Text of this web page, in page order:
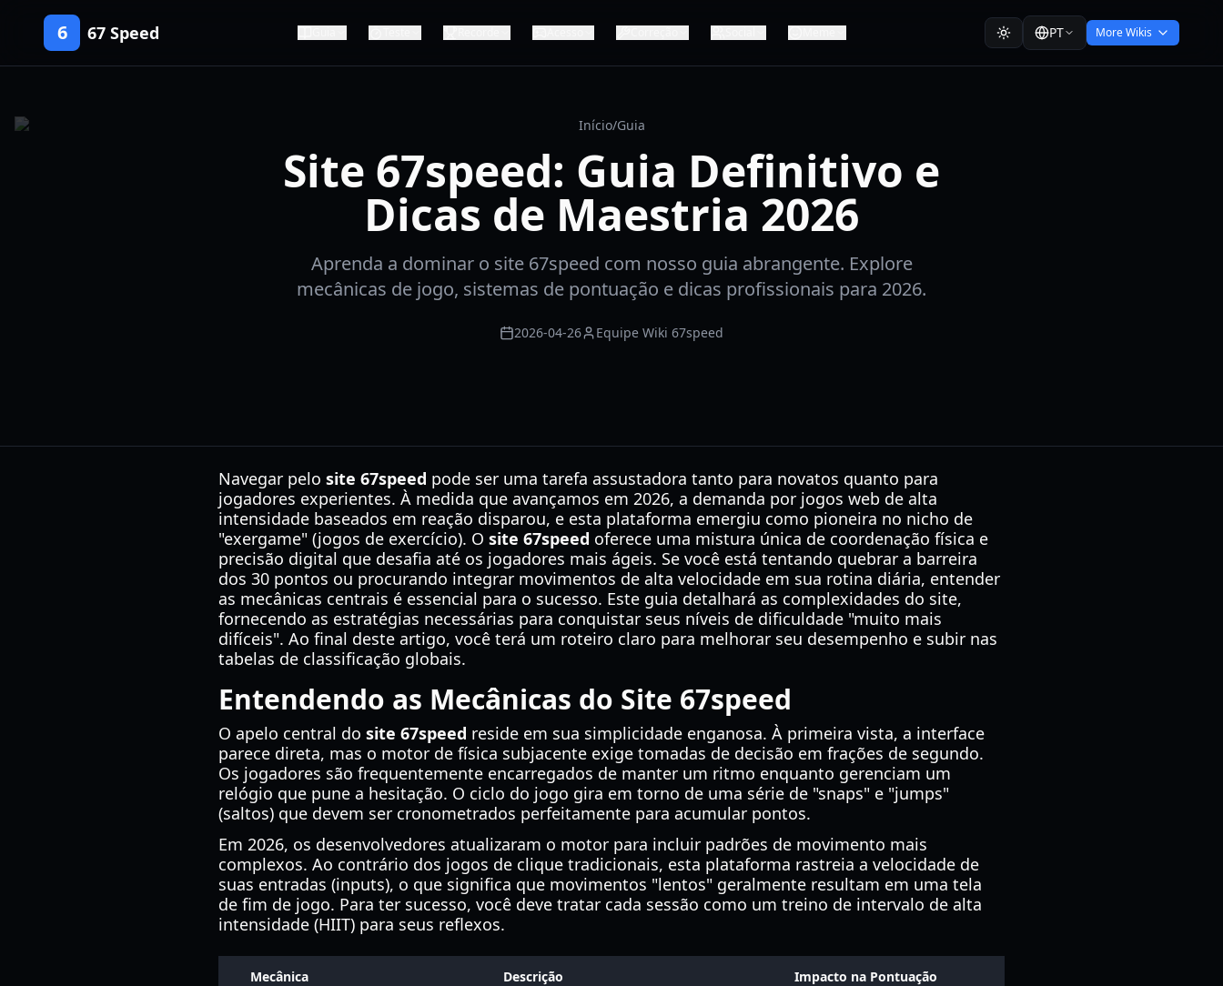
6 67 Speed PT More Wikis
Início/Guia
Site 67speed: Guia Definitivo e
Dicas de Maestria 2026
Aprenda a dominar o site 67speed com nosso guia abrangente. Explore
mecânicas de jogo, sistemas de pontuação e dicas profissionais para 2026.
2026-04-26 Equipe Wiki 67speed
Navegar pelo site 67speed pode ser uma tarefa assustadora tanto para novatos quanto para
jogadores experientes. À medida que avançamos em 2026, a demanda por jogos web de alta
intensidade baseados em reação disparou, e esta plataforma emergiu como pioneira no nicho de
"exergame" (jogos de exercício). O site 67speed oferece uma mistura única de coordenação física e
precisão digital que desafia até os jogadores mais ágeis. Se você está tentando quebrar a barreira
dos 30 pontos ou procurando integrar movimentos de alta velocidade em sua rotina diária, entender
as mecânicas centrais é essencial para o sucesso. Este guia detalhará as complexidades do site,
fornecendo as estratégias necessárias para conquistar seus níveis de dificuldade "muito mais
difíceis". Ao final deste artigo, você terá um roteiro claro para melhorar seu desempenho e subir nas
tabelas de classificação globais.
Entendendo as Mecânicas do Site 67speed
O apelo central do site 67speed reside em sua simplicidade enganosa. À primeira vista, a interface
parece direta, mas o motor de física subjacente exige tomadas de decisão em frações de segundo.
Os jogadores são frequentemente encarregados de manter um ritmo enquanto gerenciam um
relógio que pune a hesitação. O ciclo do jogo gira em torno de uma série de "snaps" e "jumps"
(saltos) que devem ser cronometrados perfeitamente para acumular pontos.
Em 2026, os desenvolvedores atualizaram o motor para incluir padrões de movimento mais
complexos. Ao contrário dos jogos de clique tradicionais, esta plataforma rastreia a velocidade de
suas entradas (inputs), o que significa que movimentos "lentos" geralmente resultam em uma tela
de fim de jogo. Para ter sucesso, você deve tratar cada sessão como um treino de intervalo de alta
intensidade (HIIT) para seus reflexos.
Mecânica Descrição Impacto na Pontuação